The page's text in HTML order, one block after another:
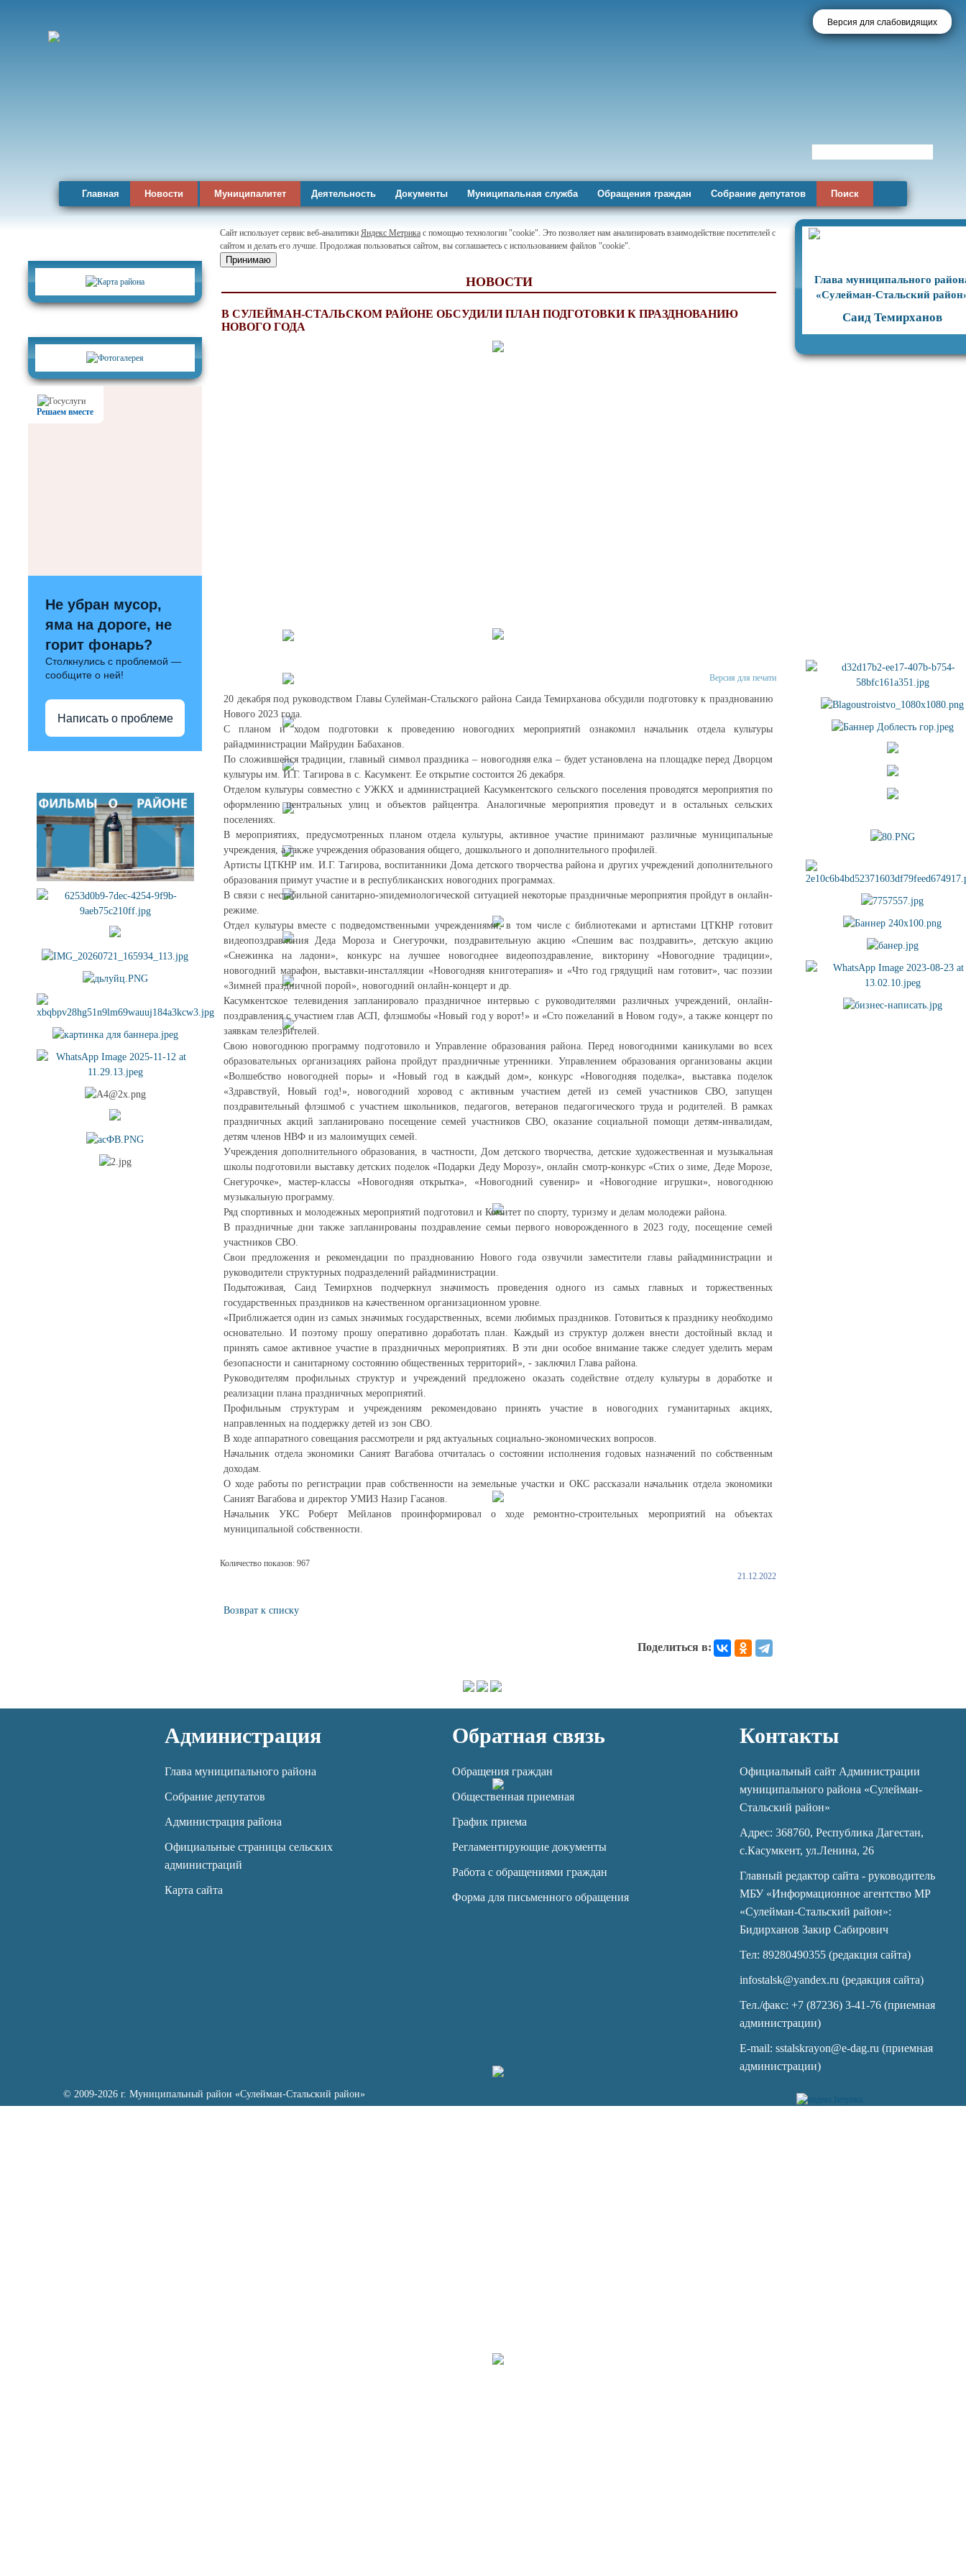
Версия для слабовидящих
Главная Новости Муниципалитет Деятельность Документы Муниципальная служба Обращения граждан Собрание депутатов Поиск
Решаем вместе
Не убран мусор,
яма на дороге, не
горит фонарь?
Столкнулись с проблемой —
сообщите о ней!
Написать о проблеме
Сайт использует сервис веб-аналитики Яндекс Метрика с помощью технологии "cookie". Это позволяет нам анализировать взаимодействие посетителей с
сайтом и делать его лучше. Продолжая пользоваться сайтом, вы соглашаетесь с использованием файлов "cookie".
Принимаю
НОВОСТИ
В СУЛЕЙМАН-СТАЛЬСКОМ РАЙОНЕ ОБСУДИЛИ ПЛАН ПОДГОТОВКИ К ПРАЗДНОВАНИЮ
НОВОГО ГОДА
Версия для печати
20 декабря под руководством Главы Сулейман-Стальского района Саида Темирханова обсудили подготовку к празднованию
Нового 2023 года.
С планом и ходом подготовки к проведению новогодних мероприятий ознакомил начальник отдела культуры
райадминистрации Майрудин Бабаханов.
По сложившейся традиции, главный символ праздника – новогодняя елка – будет установлена на площадке перед Дворцом
культуры им. И.Г. Тагирова в с. Касумкент. Ее открытие состоится 26 декабря.
Отделом культуры совместно с УЖКХ и администрацией Касумкентского сельского поселения проводятся мероприятия по
оформлению центральных улиц и объектов райцентра. Аналогичные мероприятия проведут и в остальных сельских
поселениях.
В мероприятиях, предусмотренных планом отдела культуры, активное участие принимают различные муниципальные
учреждения, а также учреждения образования общего, дошкольного и дополнительного профилей.
Артисты ЦТКНР им. И.Г. Тагирова, воспитанники Дома детского творчества района и других учреждений дополнительного
образования примут участие и в республиканских новогодних программах.
В связи с нестабильной санитарно-эпидемиологической ситуацией некоторые праздничные мероприятия пройдут в онлайн-
режиме.
Отдел культуры вместе с подведомственными учреждениями, в том числе с библиотеками и артистами ЦТКНР готовит
видеопоздравления Деда Мороза и Снегурочки, поздравительную акцию «Спешим вас поздравить», детскую акцию
«Снежинка на ладони», конкурс на лучшее новогоднее видеопоздравление, викторину «Новогодние традиции»,
новогодний марафон, выставки-инсталляции «Новогодняя книготерапия» и «Что год грядущий нам готовит», час поэзии
«Зимней праздничной порой», новогодний онлайн-концерт и др.
Касумкентское телевидения запланировало праздничное интервью с руководителями различных учреждений, онлайн-
поздравления с участием глав АСП, флэшмобы «Новый год у ворот!» и «Сто пожеланий в Новом году», а также концерт по
заявкам телезрителей.
Свою новогоднюю программу подготовило и Управление образования района. Перед новогодними каникулами во всех
образовательных организациях района пройдут праздничные утренники. Управлением образования организованы акции
«Волшебство новогодней поры» и «Новый год в каждый дом», конкурс «Новогодняя поделка», выставка поделок
«Здравствуй, Новый год!», новогодний хоровод с активным участием детей из семей участников СВО, запущен
поздравительный флэшмоб с участием школьников, педагогов, ветеранов педагогического труда и родителей. В рамках
праздничных акций запланировано посещение семей участников СВО, оказание социальной помощи детям-инвалидам,
детям членов НВФ и из малоимущих семей.
Учреждения дополнительного образования, в частности, Дом детского творчества, детские художественная и музыкальная
школы подготовили выставку детских поделок «Подарки Деду Морозу», онлайн смотр-конкурс «Стих о зиме, Деде Морозе,
Снегурочке», мастер-классы «Новогодняя открытка», «Новогодний сувенир» и «Новогодние игрушки», новогоднюю
музыкальную программу.
Ряд спортивных и молодежных мероприятий подготовил и Комитет по спорту, туризму и делам молодежи района.
В праздничные дни также запланированы поздравление семьи первого новорожденного в 2023 году, посещение семей
участников СВО.
Свои предложения и рекомендации по празднованию Нового года озвучили заместители главы райадминистрации и
руководители структурных подразделений райадминистрации.
Подытоживая, Саид Темирхнов подчеркнул значимость проведения одного из самых главных и торжественных
государственных праздников на качественном организационном уровне.
«Приближается один из самых значимых государственных, всеми любимых праздников. Готовиться к празднику необходимо
основательно. И поэтому прошу оперативно доработать план. Каждый из структур должен внести достойный вклад и
принять самое активное участие в праздничных мероприятиях. В эти дни особое внимание также следует уделить мерам
безопасности и санитарному состоянию общественных территорий», - заключил Глава района.
Руководителям профильных структур и учреждений предложено оказать содействие отделу культуры в доработке и
реализации плана праздничных мероприятий.
Профильным структурам и учреждениям рекомендовано принять участие в новогодних гуманитарных акциях,
направленных на поддержку детей из зон СВО.
В ходе аппаратного совещания рассмотрели и ряд актуальных социально-экономических вопросов.
Начальник отдела экономики Саният Вагабова отчиталась о состоянии исполнения годовых назначений по собственным
доходам.
О ходе работы по регистрации прав собственности на земельные участки и ОКС рассказали начальник отдела экономики
Саният Вагабова и директор УМИЗ Назир Гасанов.
Начальник УКС Роберт Мейланов проинформировал о ходе ремонтно-строительных мероприятий на объектах
муниципальной собственности.
Количество показов: 967
21.12.2022
Возврат к списку
Поделиться в:
Глава муниципального
«Сулейман-Стальский
Саид Темирханов
Администрация
Глава муниципального района
Собрание депутатов
Администрация района
Официальные страницы сельских
администраций
Карта сайта
Обратная связь
Обращения граждан
Общественная приемная
График приема
Регламентирующие документы
Работа с обращениями граждан
Форма для письменного обращения
Контакты
Официальный сайт Администрации
муниципального района «Сулейман-
Стальский район»
Адрес: 368760, Республика Дагестан,
с.Касумкент, ул.Ленина, 26
Главный редактор сайта - руководитель
МБУ «Информационное агентство МР
«Сулейман-Стальский район»:
Бидирханов Закир Сабирович
Тел: 89280490355 (редакция сайта)
infostalsk@yandex.ru (редакция сайта)
Тел./факс: +7 (87236) 3-41-76 (приемная
администрации)
E-mail: sstalskrayon@e-dag.ru (приемная
администрации)
© 2009-2026 г. Муниципальный район «Сулейман-Стальский район»